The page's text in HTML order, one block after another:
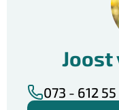
Kenmerken van de
– Eigen oprit met
– Besloten patio
– Toegang tot een
Joost
073 - 612 55